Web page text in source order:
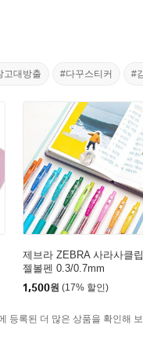
고대방출 #다꾸스티커 #
제브라 ZEBRA 사라사클립
젤볼펜 0.3/0.7mm
1,500원 (17% 할인)
등록된 더 많은 상품을 확인해